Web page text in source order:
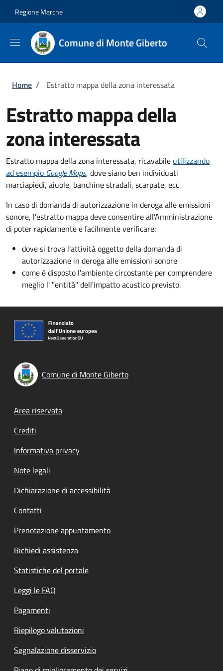
Regione Marche
Comune di Monte Giberto
Briciole di pane
Home / Estratto mappa della zona interessata
Estratto mappa della
zona interessata
Estratto mappa della zona interessata, ricavabile utilizzando
ad esempio Google Maps, dove siano ben individuati
marciapiedi, aiuole, banchine stradali, scarpate, ecc.
In caso di domanda di autorizzazione in deroga alle emissioni
sonore, l'estratto mappa deve consentire all'Amministrazione
di poter rapidamente e facilmente verificare:
dove si trova l'attività oggetto della domanda di
autorizzazione in deroga alle emissioni sonore
come è disposto l'ambiente circostante per comprendere
meglio l' "entità" dell'impatto acustico previsto.
Comune di Monte Giberto
Footer menu
Area riservata
Crediti
Informativa privacy
Note legali
Dichiarazione di accessibilità
Contatti
Prenotazione appuntamento
Richiedi assistenza
Statistiche del portale
Leggi le FAQ
Pagamenti
Riepilogo valutazioni
Segnalazione disservizio